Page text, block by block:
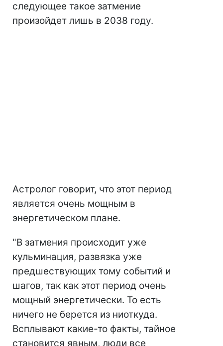
следующее такое затмение
произойдет лишь в 2038 году.
Астролог говорит, что этот период
является очень мощным в
энергетическом плане.
"В затмения происходит уже
кульминация, развязка уже
предшествующих тому событий и
шагов, так как этот период очень
мощный энергетически. То есть
ничего не берется из ниоткуда.
Всплывают какие-то факты, тайное
становится явным, люди все